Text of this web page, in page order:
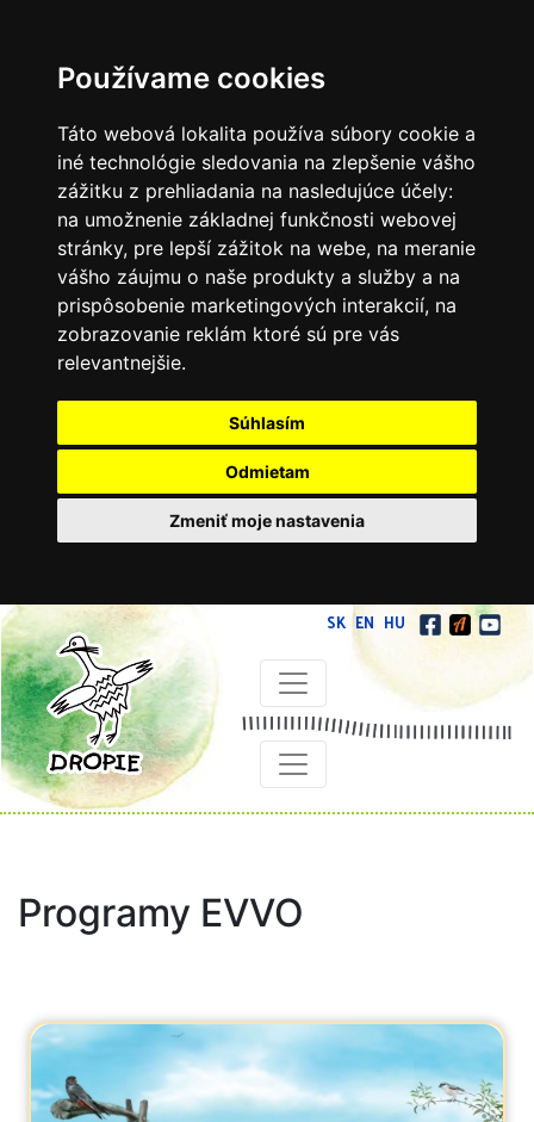
Používame cookies
Táto webová lokalita používa súbory cookie a
iné technológie sledovania na zlepšenie vášho
zážitku z prehliadania na nasledujúce účely:
na umožnenie základnej funkčnosti webovej
stránky, pre lepší zážitok na webe, na meranie
vášho záujmu o naše produkty a služby a na
prispôsobenie marketingových interakcií, na
zobrazovanie reklám ktoré sú pre vás
relevantnejšie.
Súhlasím
Odmietam
Zmeniť moje nastavenia
SK EN HU
Programy EVVO